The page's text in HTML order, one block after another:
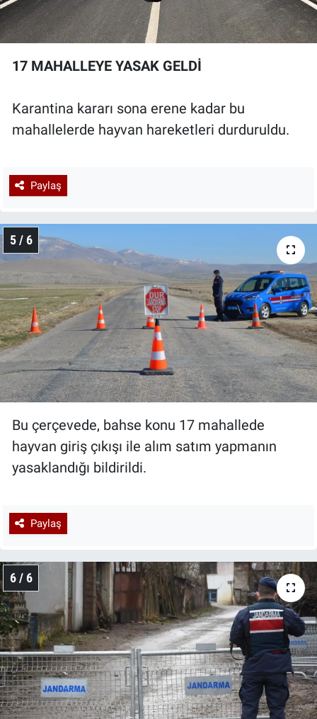
17 MAHALLEYE YASAK GELDİ
Karantina kararı sona erene kadar bu
mahallelerde hayvan hareketleri durduruldu.
Paylaş
5 / 6
Bu çerçevede, bahse konu 17 mahallede
hayvan giriş çıkışı ile alım satım yapmanın
yasaklandığı bildirildi.
Paylaş
6 / 6